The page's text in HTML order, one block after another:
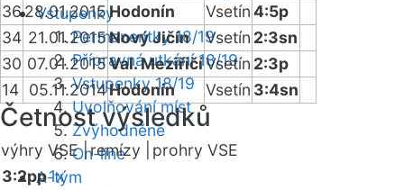
Vstupenky
Permanentky 18/19
Přípravná utkání 18/19
Vstupenky 18/19
Uvolňování míst
Zvýhodněné
On-line
A-tým
3628.01.2015Hodonín Vsetín4:5p
34 21.01.2015Nový Jičín Vsetín 2:3sn
30 07.01.2015Val. MeziříčíVsetín 2:3p
14 05.11.2014Hodonín Vsetín 3:4sn
Četnost výsledků
výhry VSE |remízy |
prohry VSE
3:2pp1x